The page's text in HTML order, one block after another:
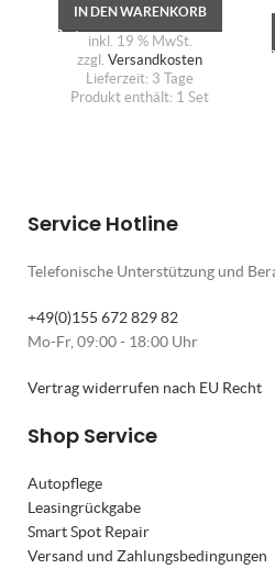
IN DEN WARENKORB
inkl. 19 % MwSt.
zzgl. Versandkosten
Lieferzeit: 3 Tage
Produkt enthält: 1 Set
Service Hotline
Telefonische Unterstützung und
+49(0)155 672 829 82
Mo-Fr, 09:00 - 18:00 Uhr
Vertrag widerrufen nach EU Recht
Shop Service
Autopflege
Leasingrückgabe
Smart Spot Repair
Versand und Zahlungsbedingungen